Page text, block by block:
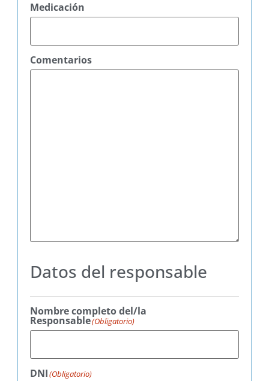
Medicación
Comentarios
Datos del responsable
Nombre completo del/la
Responsable(Obligatorio)
DNI(Obligatorio)